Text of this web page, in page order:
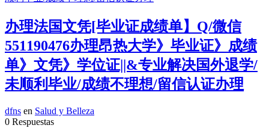
办理法国文凭[毕业证成绩单】Q/微信
551190476办理昂热大学》毕业证》成绩
单》文凭》学位证||&专业解决国外退学/
未顺利毕业/成绩不理想/留信认证办理
dfns en Salud y Belleza
0 Respuestas